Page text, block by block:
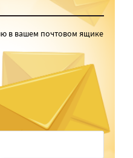
в вашем почтовом ящике